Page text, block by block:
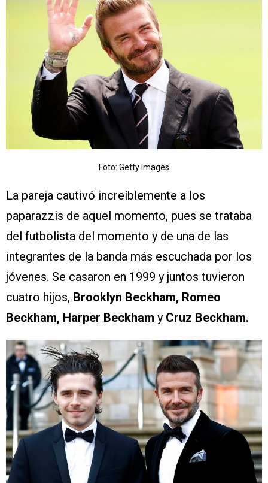
Foto: Getty Images
La pareja cautivó increíblemente a los
paparazzis de aquel momento, pues se trataba
del futbolista del momento y de una de las
integrantes de la banda más escuchada por los
jóvenes. Se casaron en 1999 y juntos tuvieron
cuatro hijos, Brooklyn Beckham, Romeo
Beckham, Harper Beckham y Cruz Beckham.